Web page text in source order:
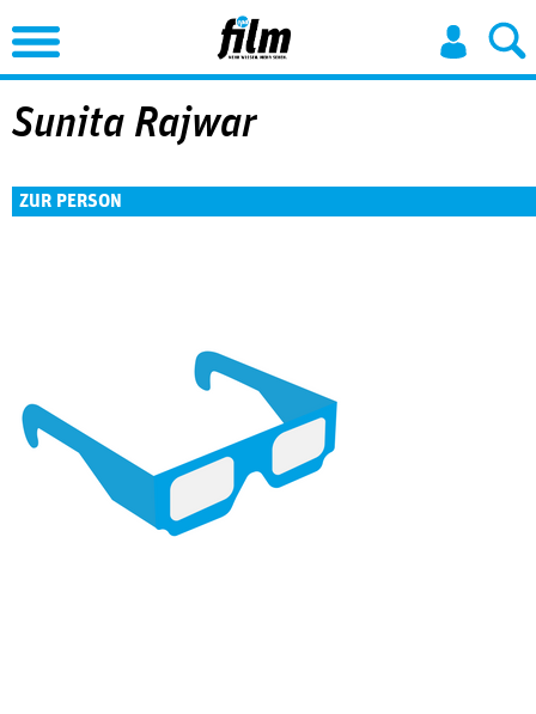
Jump to Navigation
Sunita Rajwar
ZUR PERSON